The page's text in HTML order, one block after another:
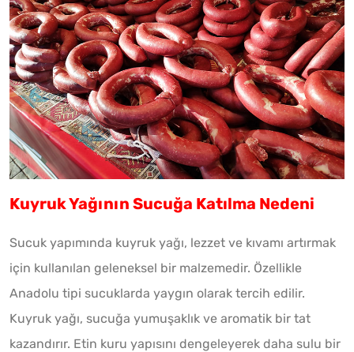
Kuyruk Yağının Sucuğa Katılma Nedeni
Sucuk yapımında kuyruk yağı, lezzet ve kıvamı artırmak
için kullanılan geleneksel bir malzemedir. Özellikle
Anadolu tipi sucuklarda yaygın olarak tercih edilir.
Kuyruk yağı, sucuğa yumuşaklık ve aromatik bir tat
kazandırır. Etin kuru yapısını dengeleyerek daha sulu bir